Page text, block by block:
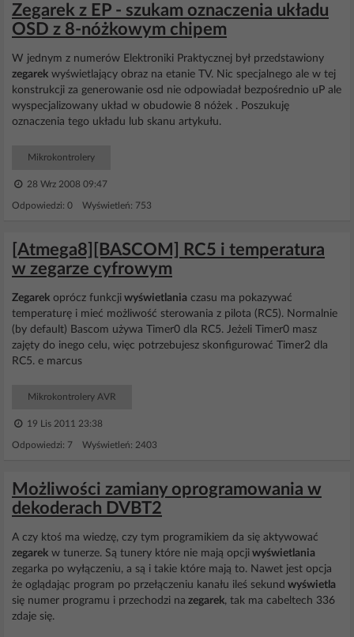
Zegarek z EP - szukam oznaczenia układu
OSD z 8-nóżkowym chipem
W jednym z numerów Elektroniki Praktycznej był przedstawiony
zegarek wyświetlający obraz na etanie TV. Nic specjalnego ale w tej
konstrukcji za generowanie osd nie odpowiadał bezpośrednio uP ale
wyspecjalizowany układ w obudowie 8 nóżek . Poszukuję
oznaczenia tego układu lub skanu artykułu.
Mikrokontrolery
28 Wrz 2008 09:47
Odpowiedzi: 0 Wyświetleń: 753
[Atmega8][BASCOM] RC5 i temperatura
w zegarze cyfrowym
Zegarek oprócz funkcji wyświetlania czasu ma pokazywać
temperaturę i mieć możliwość sterowania z pilota (RC5). Normalnie
(by default) Bascom używa Timer0 dla RC5. Jeżeli Timer0 masz
zajęty do inego celu, więc potrzebujesz skonfigurować Timer2 dla
RC5. e marcus
Mikrokontrolery AVR
19 Lis 2011 23:38
Odpowiedzi: 7 Wyświetleń: 2403
Możliwości zamiany oprogramowania w
dekoderach DVBT2
A czy ktoś ma wiedzę, czy tym programikiem da się aktywować
zegarek w tunerze. Są tunery które nie mają opcji wyświetlania
zegarka po wyłączeniu, a są i takie które mają to. Nawet jest opcja
że oglądając program po przełączeniu kanału ileś sekund wyświetla
się numer programu i przechodzi na zegarek, tak ma cabeltech 336
zdaje się.